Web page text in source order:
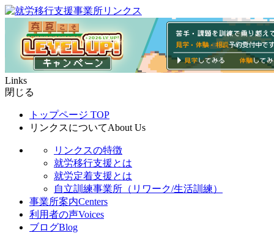
Links
閉じる
トップページ TOP
リンクスについてAbout Us
リンクスの特徴
就労移行支援とは
就労定着支援とは
自立訓練事業所（リワーク/生活訓練）
事業所案内Centers
利用者の声Voices
ブログBlog